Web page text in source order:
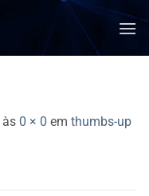
às 0 × 0 em thumbs-up